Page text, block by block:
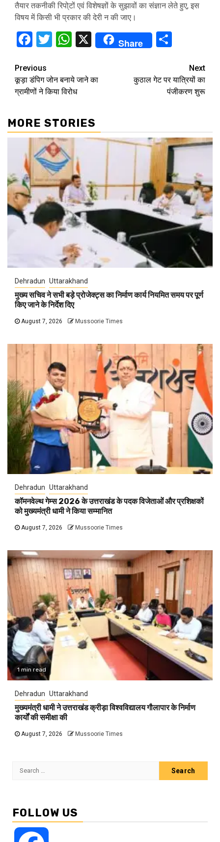
तैयार तकनीकी रिपो्टों एवं विशेषज्ञों के सुझावों का संज्ञान लेते हुए, इस
विषय में किसी भी प्रकार की देरी न की जाए।
Facebook
TwitterWhatsApp
X Share
Continue
Reading
Previous
कूड़ा डंपिग जोन बनाये जाने का
ग्रामीणों ने किया विरोध
Next
कुठाल गेट पर यात्रियों का
पंजीकरण शुरू
MORE STORIES
Dehradun Uttarakhand
मुख्य सचिव ने सभी बड़े प्रोजेक्ट्स का निर्माण कार्य नियमित समय पर पूर्ण
किए जाने के निर्देश दिए
August 7, 2026 Mussoorie Times
Dehradun Uttarakhand
कॉमनवेल्थ गेम्स 2026 के उत्तराखंड के पदक विजेताओं और प्रशिक्षकों
को मुख्यमंत्री धामी ने किया सम्मानित
August 7, 2026 Mussoorie Times
1 min read
Dehradun Uttarakhand
मुख्यमंत्री धामी ने उत्तराखंड क्रीड़ा विश्वविद्यालय गौलापार के निर्माण
कार्यों की समीक्षा की
August 7, 2026 Mussoorie Times
Search
FOLLOW US